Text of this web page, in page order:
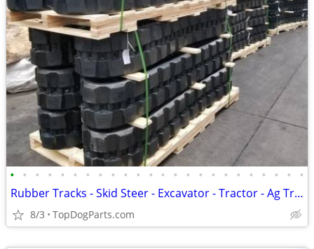
• • • • • • • • • • • • • • • • • • • • • • • •
Rubber Tracks - Skid Steer - Excavator - Tractor - Ag Track
8/3 TopDogParts.com